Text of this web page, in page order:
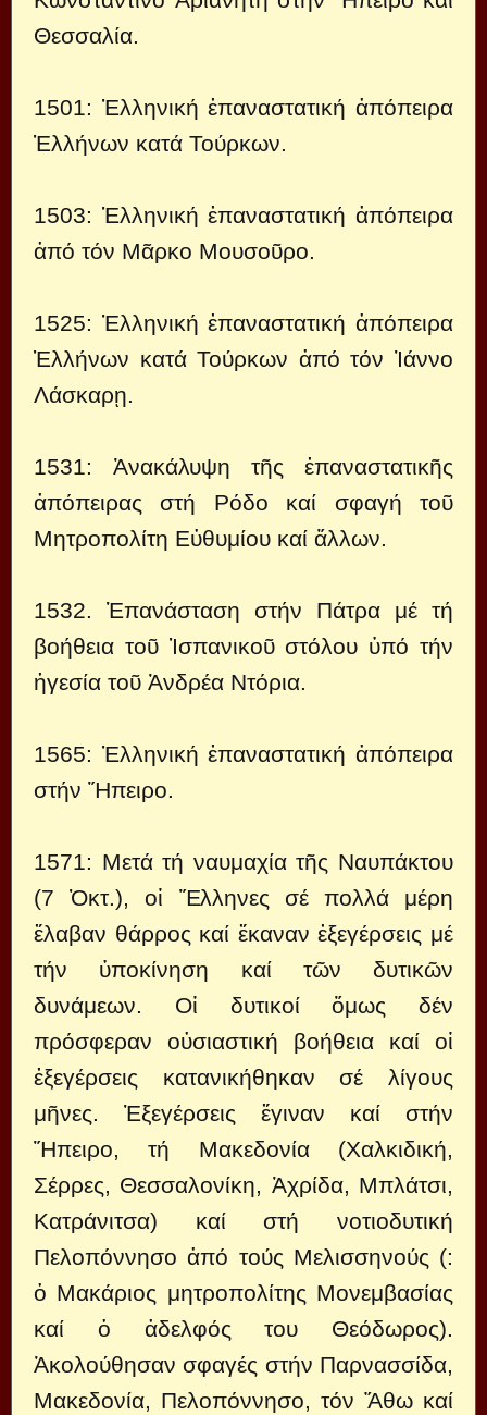
Θεσσαλία.
1501: Ἑλληνική ἐπαναστατική ἀπόπειρα
Ἑλλήνων κατά Τούρκων.
1503: Ἑλληνική ἐπαναστατική ἀπόπειρα
ἀπό τόν Μᾶρκο Μουσοῦρο.
1525: Ἑλληνική ἐπαναστατική ἀπόπειρα
Ἑλλήνων κατά Τούρκων ἀπό τόν Ἰάννο
Λάσκαρῃ.
1531: Ἀνακάλυψη τῆς ἐπαναστατικῆς
ἀπόπειρας στή Ρόδο καί σφαγή τοῦ
Μητροπολίτη Εὐθυμίου καί ἄλλων.
1532. Ἐπανάσταση στήν Πάτρα μέ τή
βοήθεια τοῦ Ἱσπανικοῦ στόλου ὑπό τήν
ἡγεσία τοῦ Ἀνδρέα Ντόρια.
1565: Ἑλληνική ἐπαναστατική ἀπόπειρα
στήν Ἤπειρο.
1571: Μετά τή ναυμαχία τῆς Ναυπάκτου
(7 Ὀκτ.), οἱ Ἕλληνες σέ πολλά μέρη
ἔλαβαν θάρρος καί ἔκαναν ἐξεγέρσεις μέ
τήν ὑποκίνηση καί τῶν δυτικῶν
δυνάμεων. Οἱ δυτικοί ὅμως δέν
πρόσφεραν οὐσιαστική βοήθεια καί οἱ
ἐξεγέρσεις κατανικήθηκαν σέ λίγους
μῆνες. Ἐξεγέρσεις ἔγιναν καί στήν
Ἤπειρο, τή Μακεδονία (Χαλκιδική,
Σέρρες, Θεσσαλονίκη, Ἀχρίδα, Μπλάτσι,
Κατράνιτσα) καί στή νοτιοδυτική
Πελοπόννησο ἀπό τούς Μελισσηνούς (:
ὁ Μακάριος μητροπολίτης Μονεμβασίας
καί ὁ ἀδελφός του Θεόδωρος).
Ἀκολούθησαν σφαγές στήν Παρνασσίδα,
Μακεδονία, Πελοπόννησο, τόν Ἄθω καί